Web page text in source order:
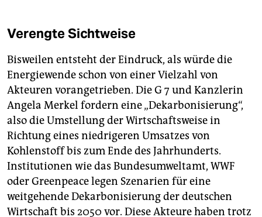
Verengte Sichtweise
Bisweilen entsteht der Eindruck, als würde die
Energiewende schon von einer Vielzahl von
Akteuren vorangetrieben. Die G 7 und Kanzlerin
Angela Merkel fordern eine „Dekarbonisierung“,
also die Umstellung der Wirtschaftsweise in
Richtung eines niedrigeren Umsatzes von
Kohlenstoff bis zum Ende des Jahrhunderts.
Institutionen wie das Bundesumweltamt, WWF
oder Greenpeace legen Szenarien für eine
weitgehende Dekarbonisierung der deutschen
Wirtschaft bis 2050 vor. Diese Akteure haben trotz